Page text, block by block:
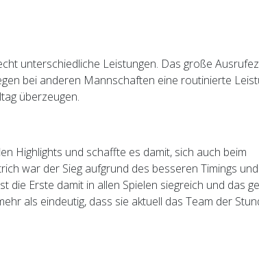
unterschiedliche Leistungen. Das große
bei anderen Mannschaften eine routinierte
überzeugen.
Highlights und schaffte es damit, sich auch beim
war der Sieg aufgrund des besseren Timings
Erste damit in allen Spielen siegreich und das
als eindeutig, dass sie aktuell das Team der